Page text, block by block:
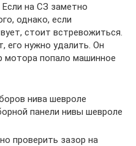
на СЗ заметно
однако, если
стоит встревожиться.
его нужно удалить. Он
мотора попало машинное
нива шевроле
панели нивы шевроле
проверить зазор на